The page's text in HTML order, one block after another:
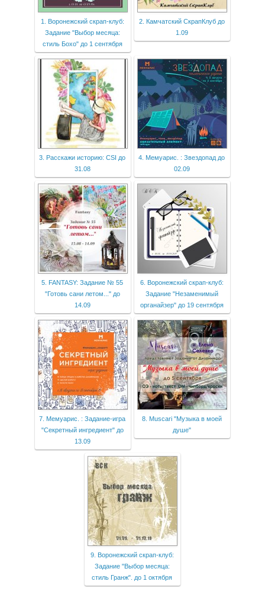
1. Воронежский скрап-клуб:
Задание "Выбор месяца:
стиль Бохо" до 1 сентября
2. Камчатский СкрапКлуб до
1.09
3. Расскажи историю: CSI до
31.08
4. Мемуарис. : Звездопад до
02.09
5. FANTASY: Задание № 55
"Готовь сани летом..." до
14.09
6. Воронежский скрап-клуб:
Задание "Незаменимый
органайзер" до 19 сентября
7. Мемуарис. : Задание-игра
"Секретный ингредиент" до
13.09
8. Мuscari "Музыка в моей
душе"
9. Воронежский скрап-клуб:
Задание "Выбор месяца:
стиль Гранж". до 1 октября